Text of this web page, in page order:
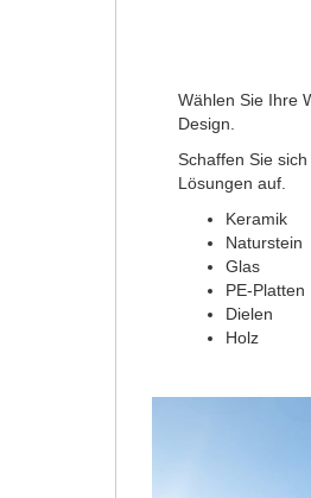
Wählen Sie Ihre
Design.
Schaffen Sie
Lösungen auf.
Keramik
Naturstein
Glas
PE-Platten
Dielen
Holz